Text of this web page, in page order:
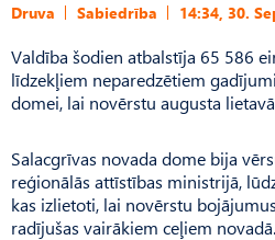
Druva Sabiedrība 14:34, 30.
Valdība šodien atbalstīja 65 586
līdzekļiem neparedzētiem
domei, lai novērstu augusta
Salacgrīvas novada dome bija
reģionālās attīstības ministrijā,
kas izlietoti, lai novērstu
radījušas vairākiem ceļiem novadā.